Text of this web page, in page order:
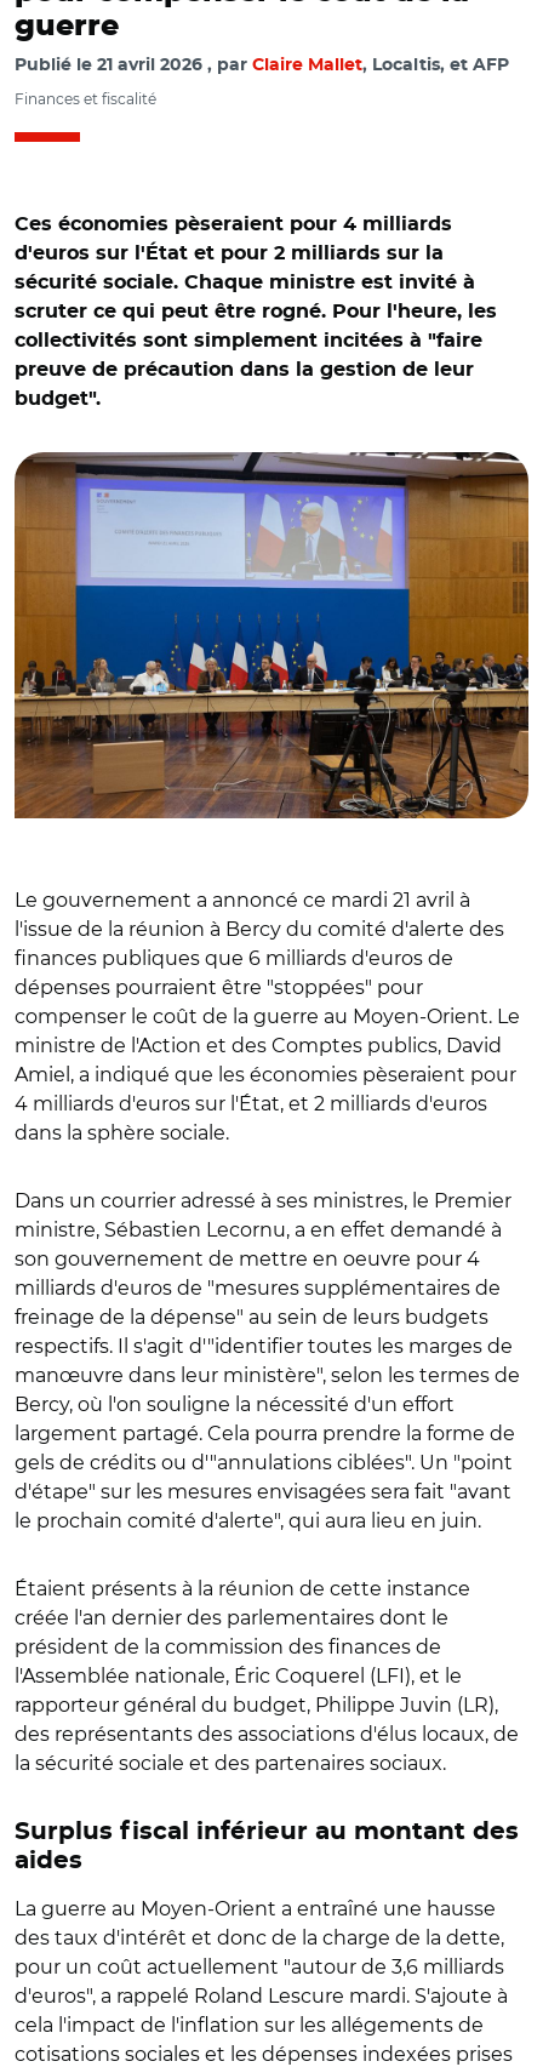
guerre
Publié le 21 avril 2026 par Claire Mallet, Localtis, et AFP
Finances et fiscalité
Ces économies pèseraient pour 4 milliards
d'euros sur l'État et pour 2 milliards sur la
sécurité sociale. Chaque ministre est invité à
scruter ce qui peut être rogné. Pour l'heure, les
collectivités sont simplement incitées à "faire
preuve de précaution dans la gestion de leur
budget".
Le gouvernement a annoncé ce mardi 21 avril à
l'issue de la réunion à Bercy du comité d'alerte des
finances publiques que 6 milliards d'euros de
dépenses pourraient être "stoppées" pour
compenser le coût de la guerre au Moyen-Orient. Le
ministre de l'Action et des Comptes publics, David
Amiel, a indiqué que les économies pèseraient pour
4 milliards d'euros sur l'État, et 2 milliards d'euros
dans la sphère sociale.
Dans un courrier adressé à ses ministres, le Premier
ministre, Sébastien Lecornu, a en effet demandé à
son gouvernement de mettre en oeuvre pour 4
milliards d'euros de "mesures supplémentaires de
freinage de la dépense" au sein de leurs budgets
respectifs. Il s'agit d'"identifier toutes les marges de
manœuvre dans leur ministère", selon les termes de
Bercy, où l'on souligne la nécessité d'un effort
largement partagé. Cela pourra prendre la forme de
gels de crédits ou d'"annulations ciblées". Un "point
d'étape" sur les mesures envisagées sera fait "avant
le prochain comité d'alerte", qui aura lieu en juin.
Étaient présents à la réunion de cette instance
créée l'an dernier des parlementaires dont le
président de la commission des finances de
l'Assemblée nationale, Éric Coquerel (LFI), et le
rapporteur général du budget, Philippe Juvin (LR),
des représentants des associations d'élus locaux, de
la sécurité sociale et des partenaires sociaux.
Surplus fiscal inférieur au montant des
aides
La guerre au Moyen-Orient a entraîné une hausse
des taux d'intérêt et donc de la charge de la dette,
pour un coût actuellement "autour de 3,6 milliards
d'euros", a rappelé Roland Lescure mardi. S'ajoute à
cela l'impact de l'inflation sur les allégements de
cotisations sociales et les dépenses indexées prises